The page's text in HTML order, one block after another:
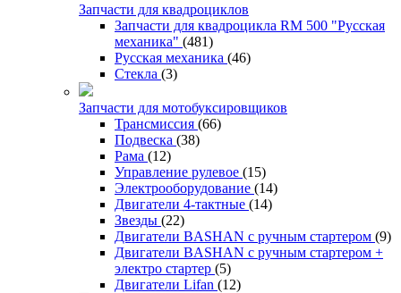
Запчасти для квадроциклов
Запчасти для квадроцикла RM 500 "Русская
механика" (481)
Русская механика (46)
Стекла (3)
Запчасти для мотобуксировщиков
Трансмиссия (66)
Подвеска (38)
Рама (12)
Управление рулевое (15)
Электрооборудование (14)
Двигатели 4-тактные (14)
Звезды (22)
Двигатели BASHAN с ручным стартером (9)
Двигатели BASHAN с ручным стартером +
электро стартер (5)
Двигатели Lifan (12)